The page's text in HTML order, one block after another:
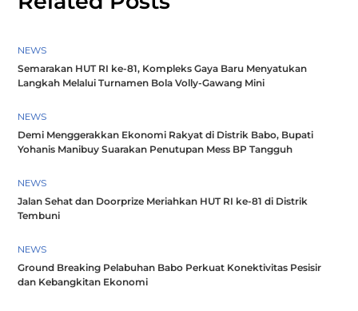
NEWS
Semarakan HUT RI ke-81, Kompleks Gaya Baru Menyatukan
Langkah Melalui Turnamen Bola Volly-Gawang Mini
NEWS
Demi Menggerakkan Ekonomi Rakyat di Distrik Babo, Bupati
Yohanis Manibuy Suarakan Penutupan Mess BP Tangguh
NEWS
Jalan Sehat dan Doorprize Meriahkan HUT RI ke-81 di Distrik
Tembuni
NEWS
Ground Breaking Pelabuhan Babo Perkuat Konektivitas Pesisir
dan Kebangkitan Ekonomi